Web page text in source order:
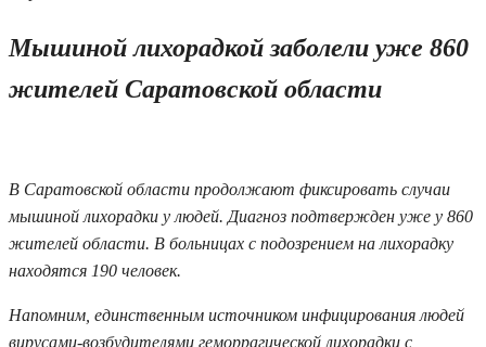
Мышиной лихорадкой заболели уже 860
жителей Саратовской области
В Саратовской области продолжают фиксировать случаи
мышиной лихорадки у людей. Диагноз подтвержден уже у 860
жителей области. В больницах с подозрением на лихорадку
находятся 190 человек.
Напомним, единственным источником инфицирования людей
вирусами-возбудителями геморрагической лихорадки с